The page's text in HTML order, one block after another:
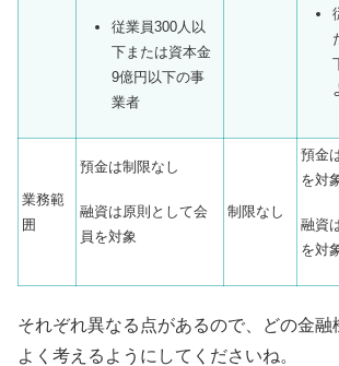
従業員300人以
下または資本金
9億円以下の事
業者
業務範
囲
預金は制限なし
融資は原則として会
員を対象
制限なし
預金
を対
融資
を対
それぞれ異なる点があるので、どの金融
よく考えるようにしてくださいね。